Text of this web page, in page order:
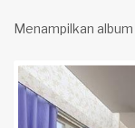
Menampilkan album